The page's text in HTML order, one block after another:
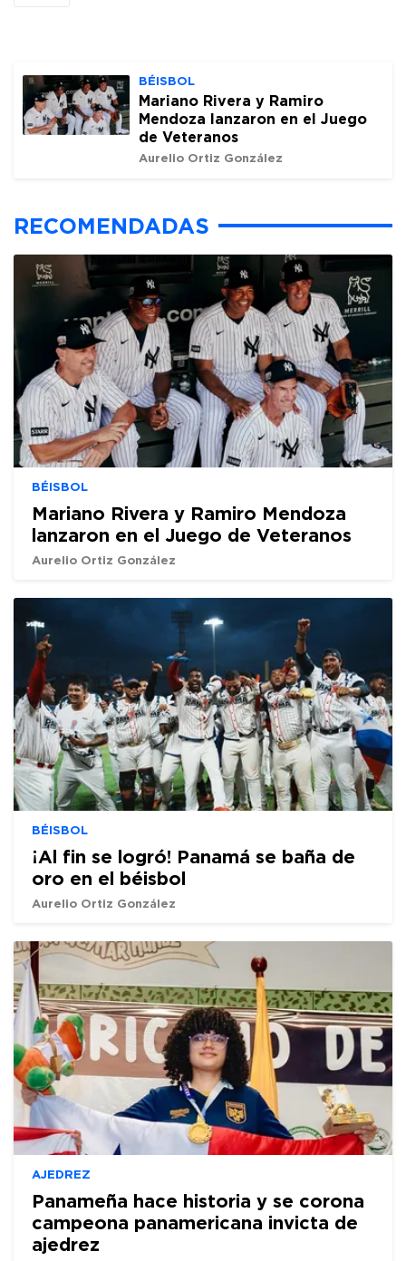
BÉISBOL
Mariano Rivera y Ramiro
Mendoza lanzaron en el Juego
de Veteranos
Aurelio Ortiz González
RECOMENDADAS
BÉISBOL
Mariano Rivera y Ramiro Mendoza
lanzaron en el Juego de Veteranos
Aurelio Ortiz González
BÉISBOL
¡Al fin se logró! Panamá se baña de
oro en el béisbol
Aurelio Ortiz González
AJEDREZ
Panameña hace historia y se corona
campeona panamericana invicta de
ajedrez